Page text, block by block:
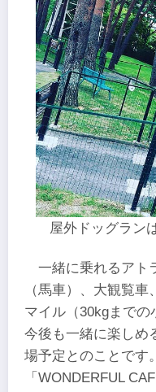
屋外ドッグラン
一緒に乗れるアト
（馬車）、大観覧
マイル（30kgまでの
今後も一緒に楽しめ
場予定とのことです
「WONDERFUL